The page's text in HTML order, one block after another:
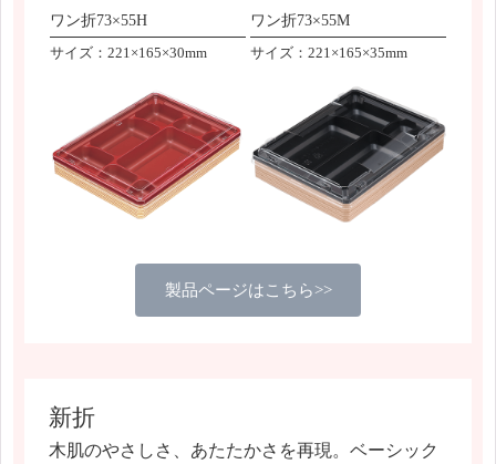
ワン折73×55H
サイズ：221×165×30mm
ワン折73×55M
サイズ：221×165×35mm
製品ページはこちら>>
新折
木肌のやさしさ、あたたかさを再現。ベーシック